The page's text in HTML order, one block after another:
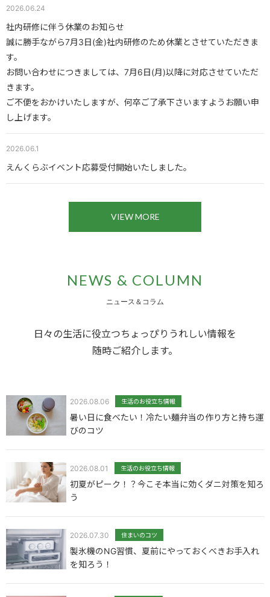
2026.06.24
社内研修に伴う休業のお知らせ
誠に勝手ながら7月3日(金)社内研修のため休業とさせていただきま
す。
お問い合わせにつきましては、7月6日(月)以降に対応させていただ
きます。
ご不便をおかけいたしますが、何卒ご了承下さいますようお願い申
し上げます。
2026.06.1
えんくらぶイベント応募受付開始いたしました。
VIEW MORE
NEWS & COLUMN
ニュース＆コラム
日々の生活に役立つちょっぴりうれしい情報を
随時ご紹介します。
2026.08.06 生活のお役立ち情報
暑い日に食べたい！冷たい麺弁当の作り方と持ち運
びのコツ
2026.08.01 生活のお役立ち情報
初夏がピーク！？今こそ本当に効くダニ対策を知ろ
う
2026.07.30 住まいのコツ
製氷機のNG習慣、夏前にやっておくべきお手入れ
を知ろう！